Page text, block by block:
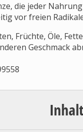
die jeder
vor freien
Früchte, Öle,
Geschmack